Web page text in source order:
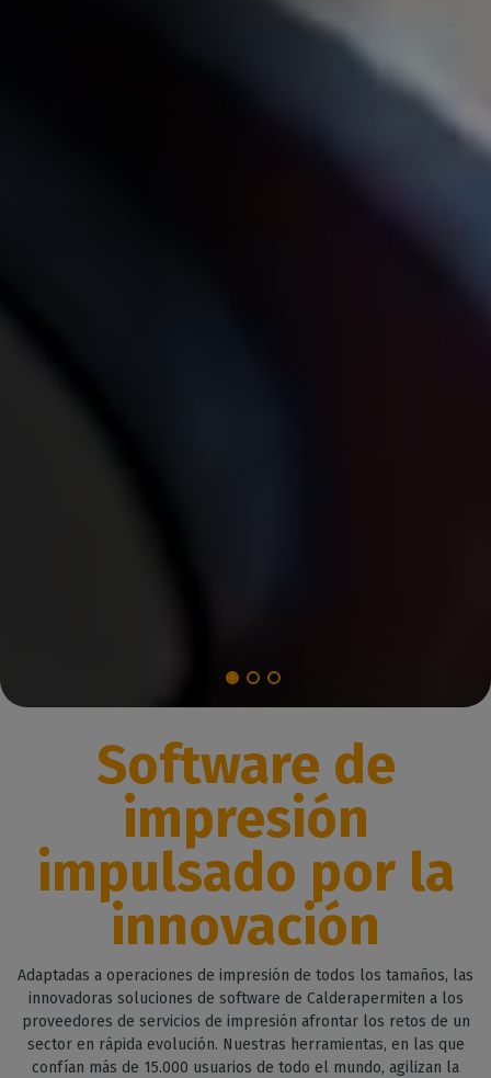
Software de
impresión
impulsado por la
innovación
Adaptadas a operaciones de impresión de todos los tamaños, las
innovadoras soluciones de software de Calderapermiten a los
proveedores de servicios de impresión afrontar los retos de un
sector en rápida evolución. Nuestras herramientas, en las que
confían más de 15.000 usuarios de todo el mundo, agilizan la